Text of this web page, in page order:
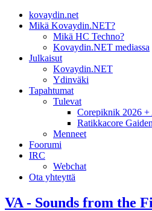
kovaydin.net
Mikä Kovaydin.NET?
Mikä HC Techno?
Kovaydin.NET mediassa
Julkaisut
Kovaydin.NET
Ydinväki
Tapahtumat
Tulevat
Corepiknik 2026 +
Ratikkacore Gaiden
Menneet
Foorumi
IRC
Webchat
Ota yhteyttä
VA - Sounds from the